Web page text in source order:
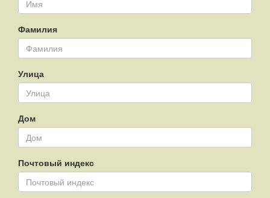
Фамилия
Улица
Дом
Почтовый индекс